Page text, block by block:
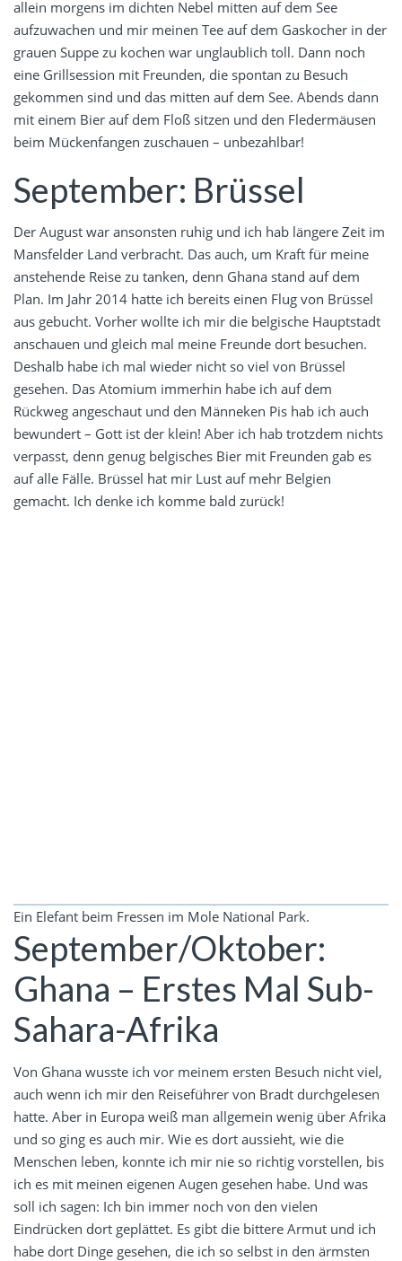
allein morgens im dichten Nebel mitten auf dem See
aufzuwachen und mir meinen Tee auf dem Gaskocher in der
grauen Suppe zu kochen war unglaublich toll. Dann noch
eine Grillsession mit Freunden, die spontan zu Besuch
gekommen sind und das mitten auf dem See. Abends dann
mit einem Bier auf dem Floß sitzen und den Fledermäusen
beim Mückenfangen zuschauen – unbezahlbar!
September: Brüssel
Der August war ansonsten ruhig und ich hab längere Zeit im
Mansfelder Land verbracht. Das auch, um Kraft für meine
anstehende Reise zu tanken, denn Ghana stand auf dem
Plan. Im Jahr 2014 hatte ich bereits einen Flug von Brüssel
aus gebucht. Vorher wollte ich mir die belgische Hauptstadt
anschauen und gleich mal meine Freunde dort besuchen.
Deshalb habe ich mal wieder nicht so viel von Brüssel
gesehen. Das Atomium immerhin habe ich auf dem
Rückweg angeschaut und den Männeken Pis hab ich auch
bewundert – Gott ist der klein! Aber ich hab trotzdem nichts
verpasst, denn genug belgisches Bier mit Freunden gab es
auf alle Fälle. Brüssel hat mir Lust auf mehr Belgien
gemacht. Ich denke ich komme bald zurück!
Ein Elefant beim Fressen im Mole National Park.
September/Oktober:
Ghana – Erstes Mal Sub-
Sahara-Afrika
Von Ghana wusste ich vor meinem ersten Besuch nicht viel,
auch wenn ich mir den Reiseführer von Bradt durchgelesen
hatte. Aber in Europa weiß man allgemein wenig über Afrika
und so ging es auch mir. Wie es dort aussieht, wie die
Menschen leben, konnte ich mir nie so richtig vorstellen, bis
ich es mit meinen eigenen Augen gesehen habe. Und was
soll ich sagen: Ich bin immer noch von den vielen
Eindrücken dort geplättet. Es gibt die bittere Armut und ich
habe dort Dinge gesehen, die ich so selbst in den ärmsten